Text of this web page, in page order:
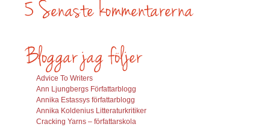
Advice To Writers
Ann Ljungbergs Författarblogg
Annika Estassys författarblogg
Annika Koldenius Litteraturkritiker
Cracking Yarns – författarskola